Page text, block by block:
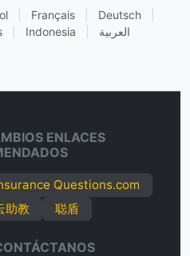
Français Deutsch
Indonesia العربية
ENLACES
Questions.com
助教 聪盾